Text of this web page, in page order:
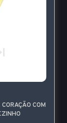
COM